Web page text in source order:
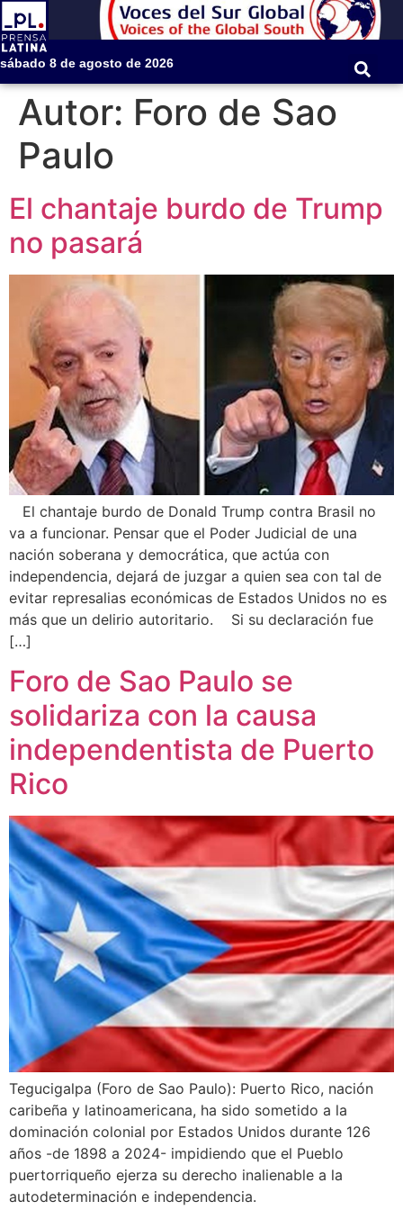
sábado 8 de agosto de 2026
Autor: Foro de Sao
Paulo
El chantaje burdo de Trump
no pasará
El chantaje burdo de Donald Trump contra Brasil no
va a funcionar. Pensar que el Poder Judicial de una
nación soberana y democrática, que actúa con
independencia, dejará de juzgar a quien sea con tal de
evitar represalias económicas de Estados Unidos no es
más que un delirio autoritario. Si su declaración fue
[…]
Foro de Sao Paulo se
solidariza con la causa
independentista de Puerto
Rico
Tegucigalpa (Foro de Sao Paulo): Puerto Rico, nación
caribeña y latinoamericana, ha sido sometido a la
dominación colonial por Estados Unidos durante 126
años -de 1898 a 2024- impidiendo que el Pueblo
puertorriqueño ejerza su derecho inalienable a la
autodeterminación e independencia.